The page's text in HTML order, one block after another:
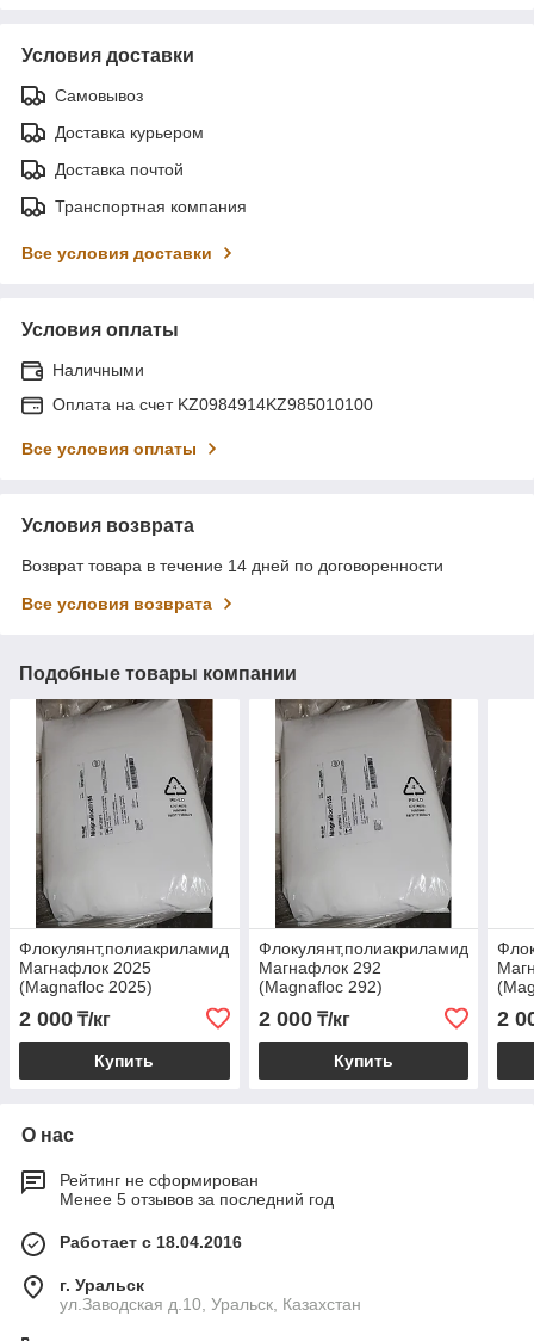
Условия доставки
Самовывоз
Доставка курьером
Доставка почтой
Транспортная компания
Все условия доставки
Условия оплаты
Наличными
Оплата на счет KZ0984914KZ985010100
Все условия оплаты
Условия возврата
Возврат товара в течение 14 дней по договоренности
Все условия возврата
Подобные товары компании
Флокулянт,полиакриламид
Магнафлок 2025
(Magnafloc 2025)
2 000 ₸/кг
Купить
Флокулянт,полиакриламид
Магнафлок 292
(Magnafloc 292)
2 000₸/кг
Купить
2
О нас
Рейтинг не сформирован
Менее 5 отзывов за последний год
Работает с 18.04.2016
г. Уральск
ул.Заводская д.10, Уральск, Казахстан